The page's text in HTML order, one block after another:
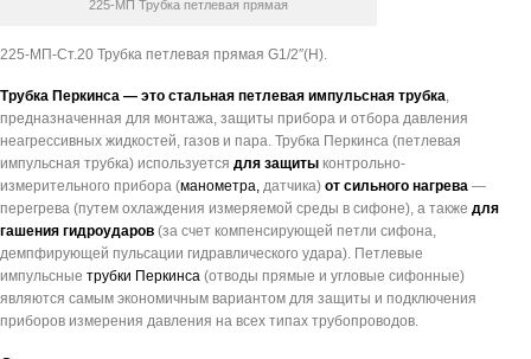
225-МП Трубка петлевая прямая
225-МП-Ст.20 Трубка петлевая прямая G1/2″(Н).
Трубка Перкинса — это стальная петлевая импульсная трубка,
предназначенная для монтажа, защиты прибора и отбора давления
неагрессивных жидкостей, газов и пара. Трубка Перкинса (петлевая
импульсная трубка) используется для защиты контрольно-
измерительного прибора (манометра, датчика) от сильного нагрева —
перегрева (путем охлаждения измеряемой среды в сифоне), а также для
гашения гидроударов (за счет компенсирующей петли сифона,
демпфирующей пульсации гидравлического удара). Петлевые
импульсные трубки Перкинса (отводы прямые и угловые сифонные)
являются самым экономичным вариантом для защиты и подключения
приборов измерения давления на всех типах трубопроводов.